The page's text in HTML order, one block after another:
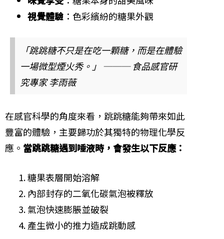
視覺體驗 ：色彩繽紛的糖果外觀
「跳跳糖不只是在吃一顆糖，而是在體驗
一場微型煙火秀。」 ─── 食品感官研
究專家 李雨薇
在感官科學的角度來看，跳跳糖能夠帶來如此
豐富的體驗，主要歸功於其獨特的物理化學反
應。 當跳跳糖遇到唾液時，會發生以下反應：
糖果表層開始溶解
內部封存的二氧化碳氣泡被釋放
氣泡快速膨脹並破裂
產生微小的推力造成跳動感